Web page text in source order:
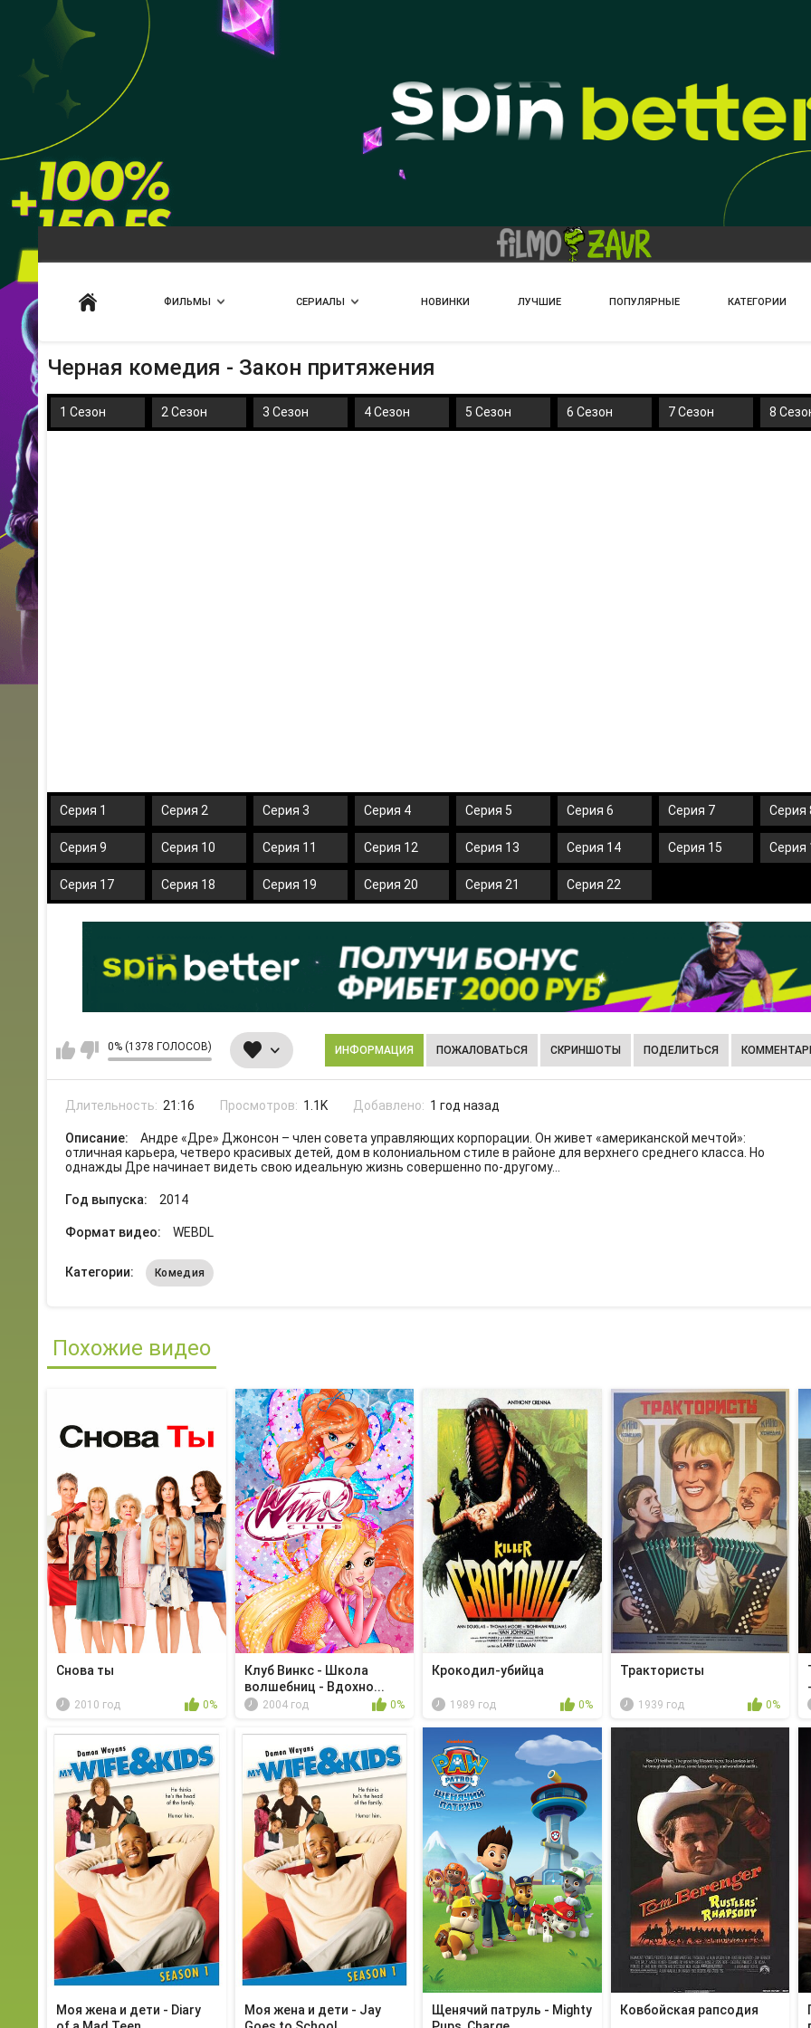
ФИЛЬМЫ СЕРИАЛЫ НОВИНКИ ЛУЧШИЕ ПОПУЛЯРНЫЕ КАТЕГОРИИ
Черная комедия - Закон притяжения
1 Сезон 2 Сезон 3 Сезон 4 Сезон 5 Сезон 6 Сезон 7 Сезон 8
Серия 1 Серия 2 Серия 3 Серия 4 Серия 5 Серия 6 Серия 7 Серия
Серия 9 Серия 10 Серия 11 Серия 12 Серия 13 Серия 14 Серия 15 Серия
Серия 17 Серия 18 Серия 19 Серия 20 Серия 21 Серия 22
0% (1378 ГОЛОСОВ) ИНФОРМАЦИЯ ПОЖАЛОВАТЬСЯ СКРИНШОТЫ ПОДЕЛИТЬСЯ
Длительность: 21:16 Просмотров: 1.1K Добавлено: 1 год назад
Описание:
Андре «Дре» Джонсон – член совета управляющих корпорации. Он живет «американской мечтой»:
отличная карьера, четверо красивых детей, дом в колониальном стиле в районе для верхнего среднего класса. Но
однажды Дре начинает видеть свою идеальную жизнь совершенно по-другому…
Год выпуска: 2014
Формат видео: WEBDL
Категории: Комедия
Похожие видео
Снова ты
2010 год 0%
Клуб Винкс - Школа
волшебниц - Вдохно...
2004 год 0%
Крокодил-убийца
1989 год 0%
Трактористы
1939 год 0%
Моя жена и дети - Diary
Моя жена и дети - Jay
Щенячий патруль - Mighty
Ковбойская рапсодия